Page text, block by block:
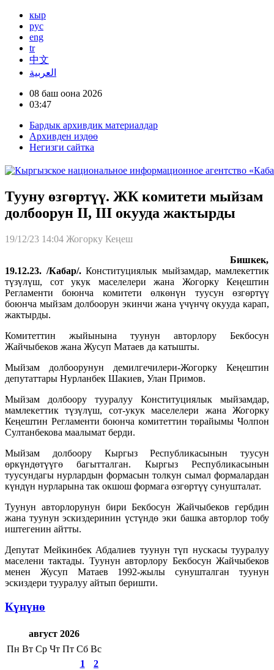
кыр
рус
eng
tr
中文
العربية
08 баш оона 2026
03:47
Бардык архивдик материалдар
Архивден издөө
Негизги сайтка
Тууну өзгөртүү. ЖК комитети мыйзам
долбоорун II, III окууда жактырды
19/12/23 14:04 Жогорку Кеңеш
Бишкек,
19.12.23. /Кабар/. Конституциялык мыйзамдар, мамлекеттик
түзүлүш, сот укук маселелери жана Жогорку Кеңештин
Регламенти боюнча комитети өлкөнүн туусун өзгөртүү
боюнча мыйзам долбоорун экинчи жана үчүнчү окууда карап,
жактырды.
Комитеттин жыйынына туунун авторлору Бекбосун
Жайчыбеков жана Жусуп Матаев да катышты.
Мыйзам долбоорунун демилгечилери-Жогорку Кеңештин
депутаттары Нурланбек Шакиев, Улан Примов.
Мыйзам долбоору тууралуу Конституциялык мыйзамдар,
мамлекеттик түзүлүш, сот-укук маселелери жана Жогорку
Кеңештин Регламенти боюнча комитеттин төрайымы Чолпон
Султанбекова маалымат берди.
Мыйзам долбоору Кыргыз Республикасынын туусун
өркүндөтүүгө багытталган. Кыргыз Республикасынын
туусундагы нурлардын формасын толкун сымал формалардан
күндүн нурларына так окшош формага өзгөртүү сунушталат.
Туунун авторлорунун бири Бекбосун Жайчыбеков гербдин
жана туунун эскиздеринин үстүндө эки башка авторлор тобу
иштегенин айтты.
Депутат Мейкинбек Абдалиев туунун түп нускасы тууралуу
маселени тактады. Туунун авторлору Бекбосун Жайчыбеков
менен Жусуп Матаев 1992-жылы сунушталган туунун
эскиздери тууралуу айтып беришти.
Күнүнө
август 2026
Пн Вт Ср Чт Пт Сб Вс
1
2